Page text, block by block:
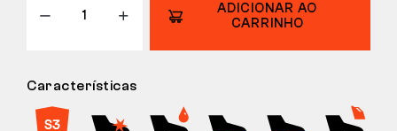
ADICIONAR AO
CARRINHO
Características